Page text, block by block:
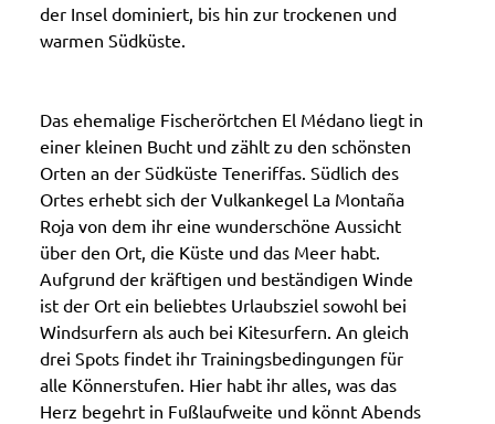
der Insel dominiert, bis hin zur trockenen und
warmen Südküste.
Das ehemalige Fischerörtchen El Médano liegt in
einer kleinen Bucht und zählt zu den schönsten
Orten an der Südküste Teneriffas. Südlich des
Ortes erhebt sich der Vulkankegel La Montaña
Roja von dem ihr eine wunderschöne Aussicht
über den Ort, die Küste und das Meer habt.
Aufgrund der kräftigen und beständigen Winde
ist der Ort ein beliebtes Urlaubsziel sowohl bei
Windsurfern als auch bei Kitesurfern. An gleich
drei Spots findet ihr Trainingsbedingungen für
alle Könnerstufen. Hier habt ihr alles, was das
Herz begehrt in Fußlaufweite und könnt Abends